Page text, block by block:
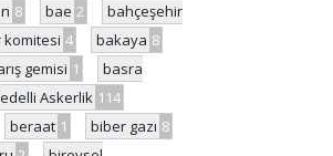
8 bae 2
bahçeşehir
4 bakaya 8
gemisi 1
basra
Askerlik 114
beraat 1 biber gazı 8